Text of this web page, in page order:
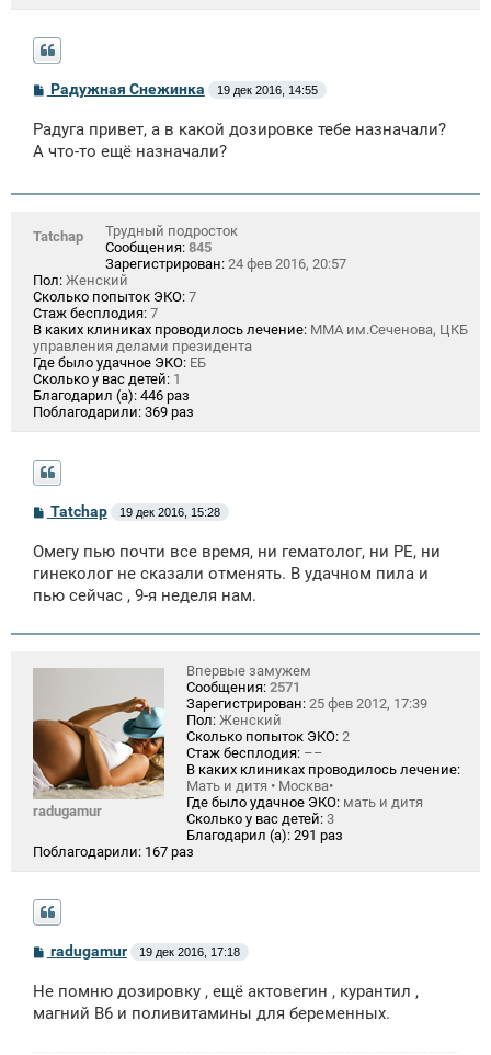
С
б
щ
и
Радужная Снежинка 19 дек 2016, 14:55
Радуга привет, а в какой дозировке тебе назначали?
А что-то ещё назначали?
Tatchap
Трудный подросток
Сообщения: 845
Зарегистрирован: 24 фев 2016, 20:57
Пол: Женский
Сколько попыток ЭКО: 7
Стаж бесплодия: 7
В каких клиниках проводилось лечение: ММА им.Сеченова, ЦКБ
управления делами президента
Где было удачное ЭКО: ЕБ
Сколько у вас детей: 1
Благодарил (а): 446 раз
Поблагодарили: 369 раз
С
б
щ
н
е
Tatchap 19 дек 2016, 15:28
Омегу пью почти все время, ни гематолог, ни РЕ, ни
гинеколог не сказали отменять. В удачном пила и
пью сейчас , 9-я неделя нам.
radugamur
Впервые замужем
Сообщения: 2571
Зарегистрирован: 25 фев 2012, 17:39
Пол: Женский
Сколько попыток ЭКО: 2
Стаж бесплодия: ––
В каких клиниках проводилось лечение:
Мать и дитя • Москва•
Где было удачное ЭКО: мать и дитя
Сколько у вас детей: 3
Благодарил (а): 291 раз
Поблагодарили: 167 раз
С
б
щ
radugamur 19 дек 2016, 17:18
Не помню дозировку , ещё актовегин , курантил ,
магний В6 и поливитамины для беременных.